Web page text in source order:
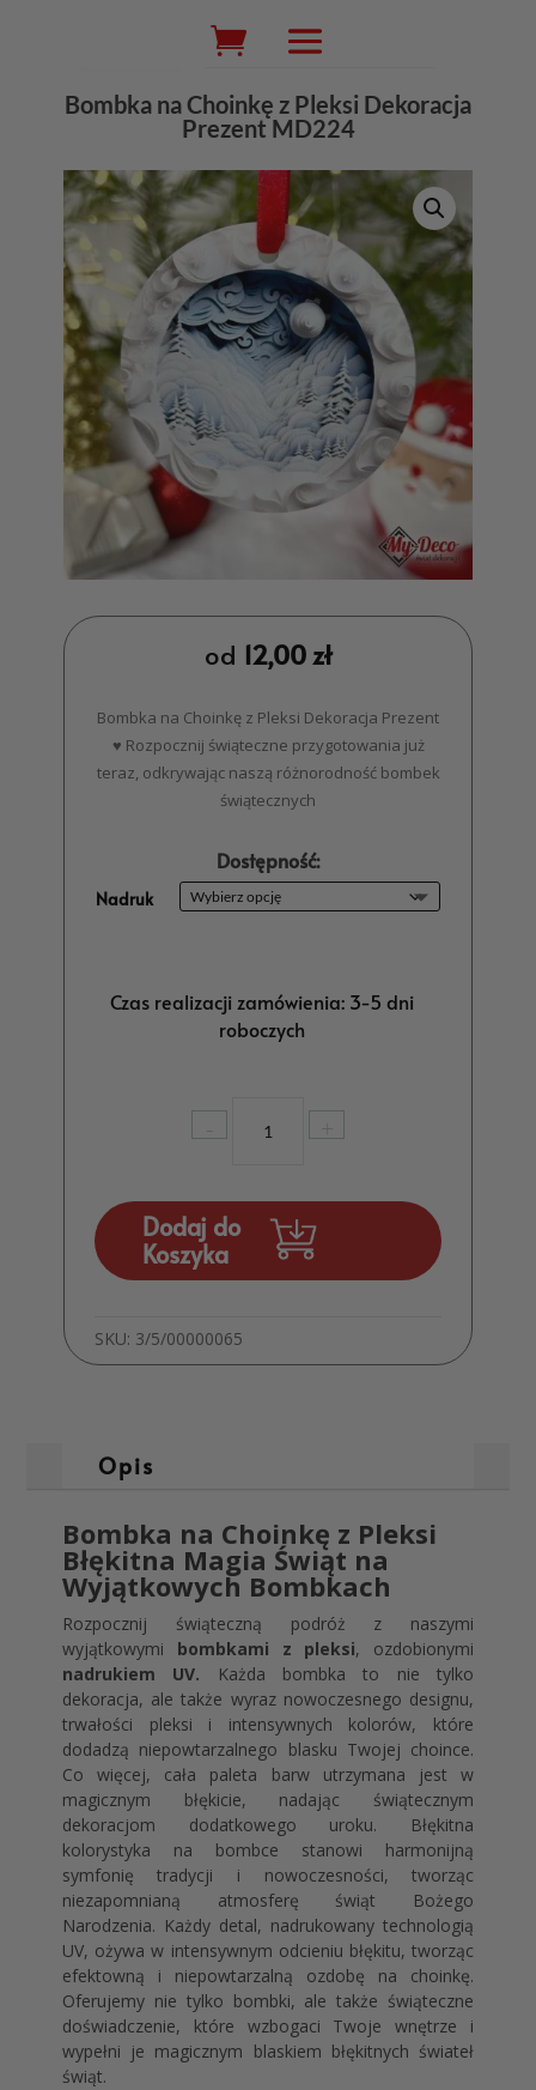
Wyszukiwarka
produktów
Bombka na Choinkę z Pleksi Dekoracja
Prezent MD224
od 12,00zł
Bombka na Choinkę z Pleksi Dekoracja Prezent
♥ Rozpocznij świąteczne przygotowania już
teraz, odkrywając naszą różnorodność bombek
świątecznych
Dostępność:
Nadruk
Czas realizacji zamówienia: 3-5 dni
roboczych
-
Bombka
z
Dekoracja
MD224
+
Dodaj do
Koszyka
SKU: 3/5/00000065
Opis
Bombka na Choinkę z Pleksi
Błękitna Magia Świąt na
Wyjątkowych Bombkach
Rozpocznij świąteczną podróż z naszymi
wyjątkowymi bombkami z pleksi, ozdobionymi
nadrukiem UV. Każda bombka to nie tylko
dekoracja, ale także wyraz nowoczesnego designu,
trwałości pleksi i intensywnych kolorów, które
dodadzą niepowtarzalnego blasku Twojej choince.
Co więcej, cała paleta barw utrzymana jest w
magicznym błękicie, nadając świątecznym
dekoracjom dodatkowego uroku. Błękitna
kolorystyka na bombce stanowi harmonijną
symfonię tradycji i nowoczesności, tworząc
niezapomnianą atmosferę świąt Bożego
Narodzenia. Każdy detal, nadrukowany technologią
UV, ożywa w intensywnym odcieniu błękitu, tworząc
efektowną i niepowtarzalną ozdobę na choinkę.
Oferujemy nie tylko bombki, ale także świąteczne
doświadczenie, które wzbogaci Twoje wnętrze i
wypełni je magicznym blaskiem błękitnych świateł
świąt.